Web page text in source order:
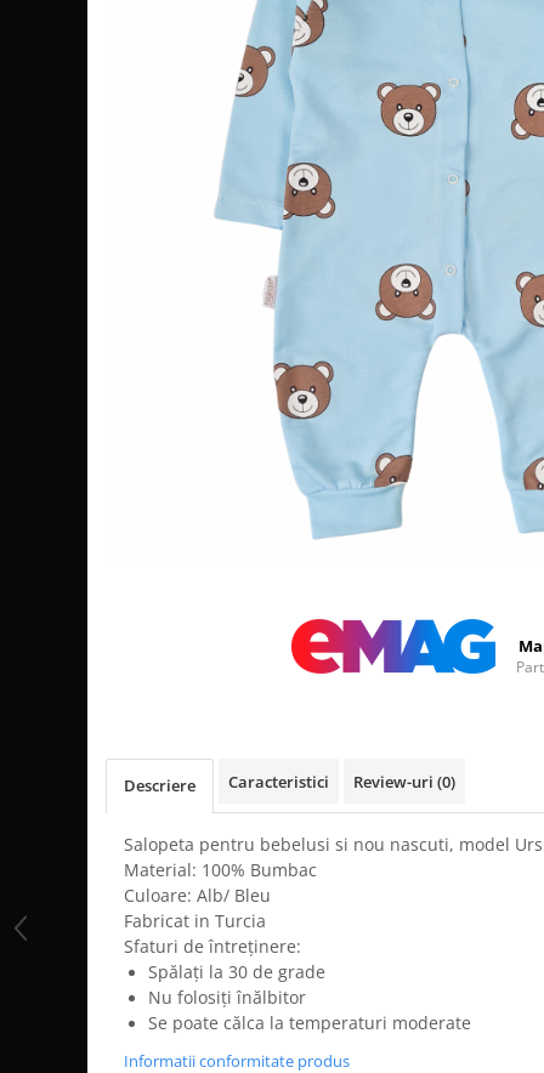
Facebook
Descriere Caracteristici Review-uri (0)
Salopeta pentru bebelusi si nou nascuti, model
Material: 100% Bumbac
Culoare: Alb/ Bleu
Fabricat in Turcia
Sfaturi de întreținere:
Spălați la 30 de grade
Nu folosiți înălbitor
Se poate călca la temperaturi moderate
Informatii conformitate produs